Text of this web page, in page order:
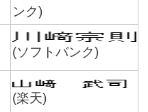
ンク)
(ソフトバンク)
(楽天)